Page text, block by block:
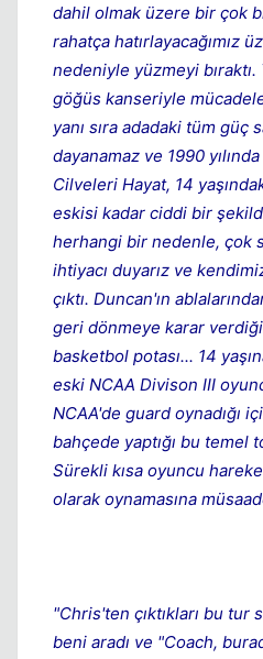
dahil olmak üzere bir çok
rahatça hatırlayacağımız
nedeniyle yüzmeyi
göğüs kanseriyle
yanı sıra adadaki tüm
dayanamaz ve 1990
Cilveleri Hayat, 14
eskisi kadar ciddi bir
herhangi bir nedenle, çok
ihtiyacı duyarız ve
çıktı. Duncan'ın
geri dönmeye karar
basketbol potası... 14
eski NCAA Divison III
NCAA'de guard oynadığı
bahçede yaptığı bu temel
Sürekli kısa oyuncu
olarak oynamasına
"Chris'ten çıktıkları bu
beni aradı ve "Coach,